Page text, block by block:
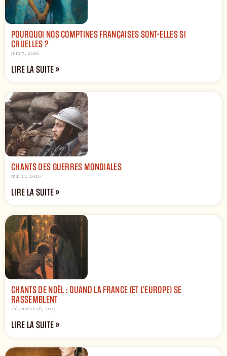
POURQUOI NOS COMPTINES FRANÇAISES SONT-ELLES SI
CRUELLES ?
juin 7, 2026
LIRE LA SUITE »
CHANTS DES GUERRES MONDIALES
mai 21, 2026
LIRE LA SUITE »
CHANTS DE NOËL : QUAND LA FRANCE (ET L’EUROPE) SE
RASSEMBLENT
décembre 16, 2025
LIRE LA SUITE »